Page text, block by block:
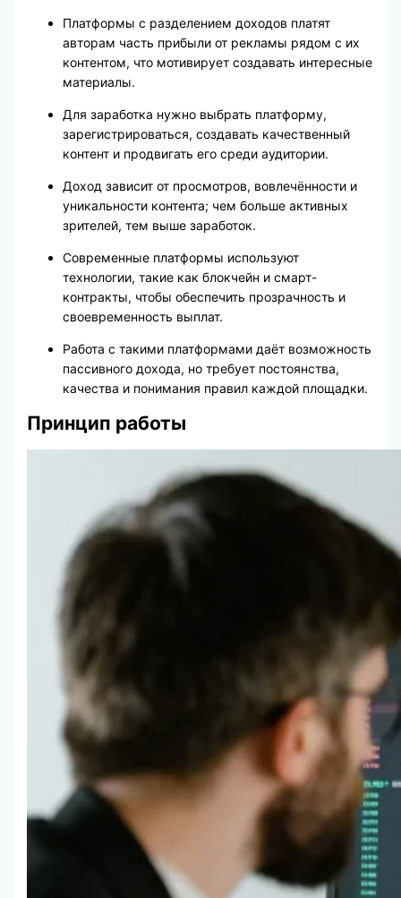
Платформы с разделением доходов платят
авторам часть прибыли от рекламы рядом с их
контентом, что мотивирует создавать интересные
материалы.
Для заработка нужно выбрать платформу,
зарегистрироваться, создавать качественный
контент и продвигать его среди аудитории.
Доход зависит от просмотров, вовлечённости и
уникальности контента; чем больше активных
зрителей, тем выше заработок.
Современные платформы используют
технологии, такие как блокчейн и смарт-
контракты, чтобы обеспечить прозрачность и
своевременность выплат.
Работа с такими платформами даёт возможность
пассивного дохода, но требует постоянства,
качества и понимания правил каждой площадки.
Принцип работы